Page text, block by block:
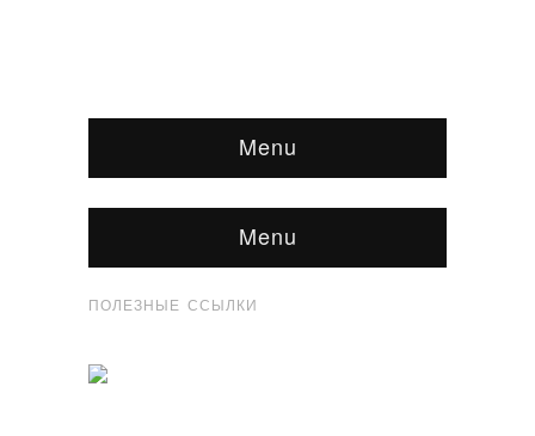
Menu
Menu
ПОЛЕЗНЫЕ ССЫЛКИ